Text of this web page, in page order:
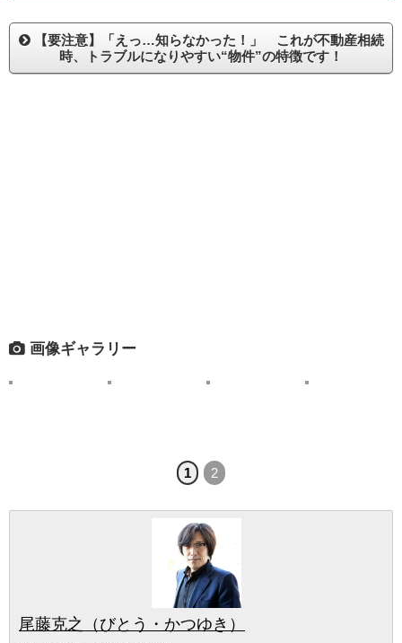
【要注意】「えっ…知らなかった！」 これが不動産相続
時、トラブルになりやすい“物件”の特徴です！
画像ギャラリー
1 2
尾藤克之（びとう・かつゆき）